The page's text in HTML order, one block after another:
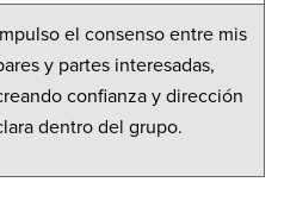
el consenso entre mis
y partes interesadas,
confianza y dirección
dentro del grupo.